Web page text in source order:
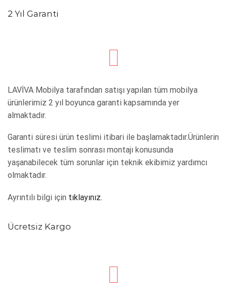
2 Yıl Garanti
LAVİVA Mobilya tarafından satışı yapılan tüm mobilya
ürünlerimiz 2 yıl boyunca garanti kapsamında yer
almaktadır.
Garanti süresi ürün teslimi itibari ile başlamaktadır.Ürünlerin
teslimatı ve teslim sonrası montajı konusunda
yaşanabilecek tüm sorunlar için teknik ekibimiz yardımcı
olmaktadır.
Ayrıntılı bilgi için tıklayınız.
Ücretsiz Kargo